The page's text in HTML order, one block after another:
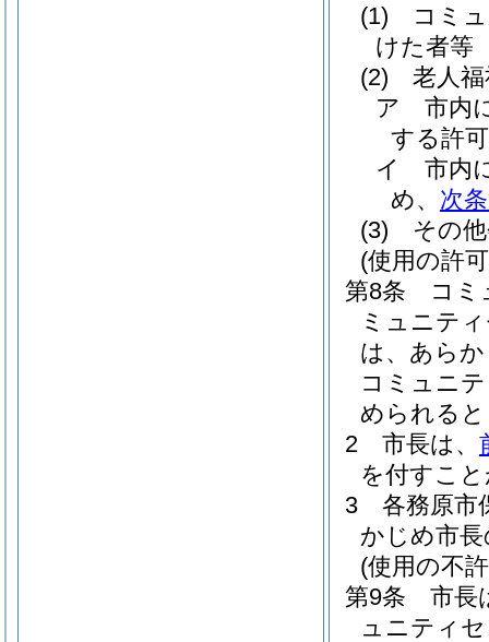
(1)
コミ
けた者等
(2)
老人
ア
市内
する許
イ
市内
め、 次
(3)
その
(使用の許
第8条
コミ
ミュニテ
は、あら
コミュニ
められる
2
市長は、
を付すこ
3
各務原市
かじめ市
(使用の不
第9条
市長
ュニティ